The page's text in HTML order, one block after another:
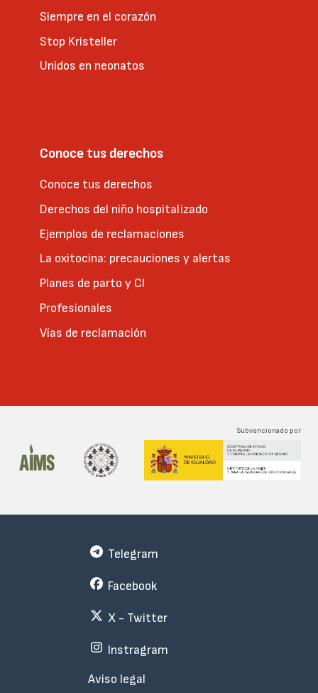
Siempre en el corazón
Stop Kristeller
Unidos en neonatos
Conoce tus derechos
Conoce tus derechos
Derechos del niño hospitalizado
Ejemplos de reclamaciones
La oxitocina: precauciones y alertas
Planes de parto y CI
Profesionales
Vías de reclamación
Subvencionado por
Subfooter
Telegram
Facebook
X - Twitter
Instragram
Aviso legal